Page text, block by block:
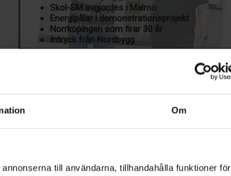
Om
till användarna, tillhandahålla funktioner för
Skol-SM avgjordes i Malmö
Energipålar i demonstrationsprojekt
Norrköpingen som firar 30 år
Intryck från Nordbygg
Klicka här för att läsa mer om tidningen och prenumeration
samhällsutveckling
KALENDER